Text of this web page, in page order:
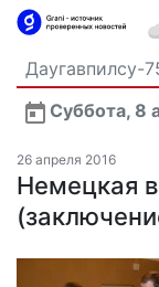
Даугавпилсу-
Латвия
Общество
Суббота, 8
Новости
Транспорт
В
26 апреля 2016
Немецкая